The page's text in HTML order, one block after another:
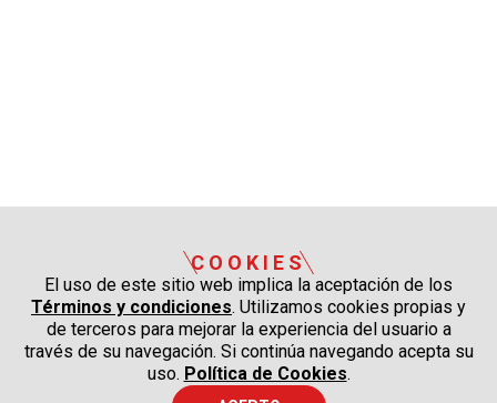
COOKIES
El uso de este sitio web implica la aceptación de los
Términos y condiciones. Utilizamos cookies propias y
de terceros para mejorar la experiencia del usuario a
través de su navegación. Si continúa navegando acepta su
uso. Política de Cookies.